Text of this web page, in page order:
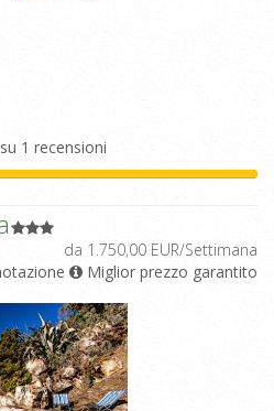
1 recensioni
da 1.750,00 EUR/Settimana
Miglior prezzo garantito